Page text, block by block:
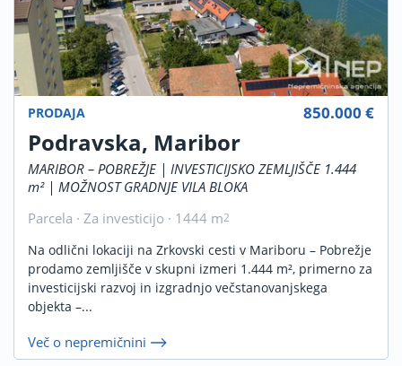
PRODAJA
Podravska, Maribor
MARIBOR – POBREŽJE | INVESTICIJSKO ZEMLJIŠČE 1.444
m² | MOŽNOST GRADNJE VILA BLOKA
Parcela · Za investicijo · 1444 m2
850.000 €
Na odlični lokaciji na Zrkovski cesti v Mariboru – Pobrežje
prodamo zemljišče v skupni izmeri 1.444 m², primerno za
investicijski razvoj in izgradnjo večstanovanjskega
objekta –...
Več o nepremičnini